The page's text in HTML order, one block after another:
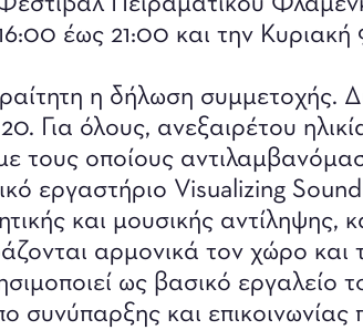
έως 21:00 και την
η δήλωση συμμετοχής.
Για όλους, ανεξαιρέτου
τους οποίους
εργαστήριο Visualizing
και μουσικής αντίληψης,
αρμονικά τον χώρο και
ως βασικό εργαλείο
συνύπαρξης και επικοινωνίας